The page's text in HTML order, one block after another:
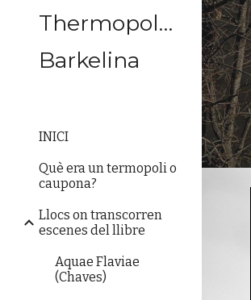
Thermopolium
Barkelina
INICI
Què era un termopoli o
caupona?
Llocs on transcorren
escenes del llibre
Aquae Flaviae
(Chaves)